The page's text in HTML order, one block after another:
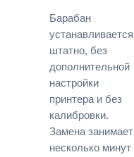
Барабан
устанавливается
штатно, без
дополнительной
настройки
принтера и без
калибровки.
Замена занимает
несколько минут